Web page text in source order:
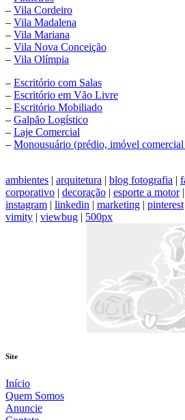
– Vila Cordeiro
– Vila Madalena
– Vila Mariana
– Vila Nova Conceição
– Vila Olímpia
– Escritório com Salas
– Escritório em Vão Livre
– Escritório Mobiliado
– Galpão Logístico
– Laje Comercial
– Monousuário (prédio, imóvel
ambientes | arquitetura | blog fotografia |
corporativo | decoração | esporte a motor|
instagram | linkedin | marketing | pinterest
vimity | viewbug | 500px
Site
Início
Quem Somos
Anuncie